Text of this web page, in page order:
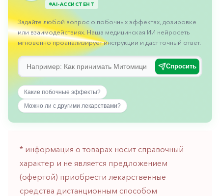
Прочее
Пульмонология
Сердечные
Сосудистые
Тромбозы
Урология
Ухо-
горло-
Хирургия
Щитовидная
железа
AI-АССИСТЕНТ
Задайте любой вопрос о побочных эффектах, дозировке
или взаимодействиях. Наша медицинская ИИ нейросеть
мгновенно проанализирует инструкции и даст точный ответ.
Спросить
Какие побочные эффекты?
Можно ли с другими лекарствами?
* информация о товарах носит справочный
характер и не является предложением
(офертой) приобрести лекарственные
средства дистанционным способом